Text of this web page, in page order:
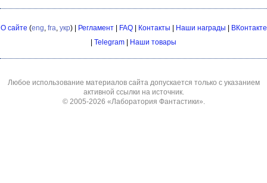
О сайте (eng, fra, укр) | Регламент| FAQ| Контакты Наши награды
ВКонтакте
Telegram Наши товары
Любое использование материалов сайта допускается только с указанием
активной ссылки на источник.
© 2005-2026 «Лаборатория Фантастики».